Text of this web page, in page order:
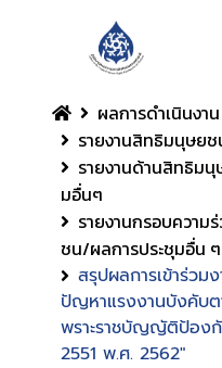
ผลการดำเนินงาน
รายงานสิทธิมนุษยช
รายงานด้านสิทธิมนุ
มอื่นๆ
รายงานกรอบความ
ชน/ผลการประชุมอื่น ๆ
สรุปผลการเข้าร่วม
ปัญหาแรงงานบังคับต
พราะราชบัญญัติป้องกั
2551 พ.ศ. 2562"